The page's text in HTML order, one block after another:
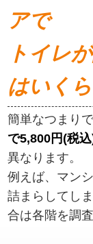
アで
トイレ
はいく
簡単なつまり
で5,800円(税
異なります。
例えば、マン
詰まらしてし
合は各階を調